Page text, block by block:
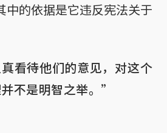
中的依据是它违反宪法关于
看待他们的意见，对这个
不是明智之举。”